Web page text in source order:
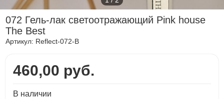
072 Гель-лак светоотражающий Pink house
The Best
Артикул: Reflect-072-B
460,00 руб.
В наличии